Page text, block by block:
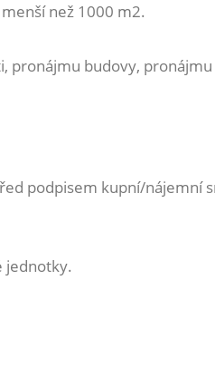
než 1000 m2.
pronájmu budovy,
podpisem kupní/nájemní
jednotky.